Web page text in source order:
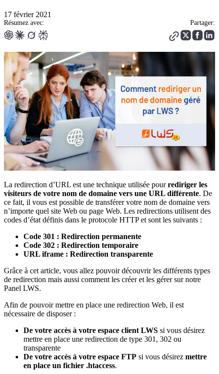
17 février 2021
Résumez avec: Partager:
La redirection d’URL est une technique utilisée pourrediriger les
visiteurs de votre nom de domaine vers une URL différente. De
ce fait, il vous est possible de transférer votre nom de domaine vers
n’importe quel site Web ou page Web. Les redirections utilisent des
codes d’état définis dans le protocole HTTP et sont les suivants :
Code 301 : Redirection permanente
Code 302 : Redirection temporaire
URL iframe : Redirection transparente
Grâce à cet article, vous allez pouvoir découvrir les différents types
de redirection mais aussi comment les créer et les gérer sur notre
Panel LWS.
Afin de pouvoir mettre en place une redirection Web, il est
nécessaire de disposer :
De votre accès à votre espace client LWS si vous désirez
mettre en place une redirection de type 301, 302 ou
transparente
De votre accès à votre espace FTP si vous désirez mettre
en place un fichier .htaccess.